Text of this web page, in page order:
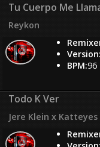
Tu Cuerpo Me
Reykon
Version:
BPM:96
Todo K Ver
Jere Klein x Katteyes